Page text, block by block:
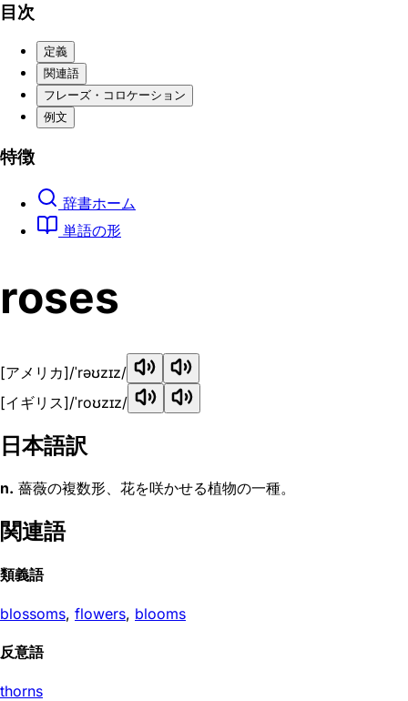
目次
定義
関連語
フレーズ・コロケーション
例文
特徴
辞書ホーム
単語の形
roses
[アメリカ]/ˈrəʊzɪz/
[イギリス]/ˈroʊzɪz/
日本語訳
n. 薔薇の複数形、花を咲かせる植物の一種。
関連語
類義語
blossoms, flowers, blooms
反意語
thorns